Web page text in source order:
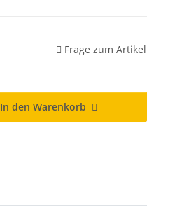
Frage zum Artikel
In den Warenkorb